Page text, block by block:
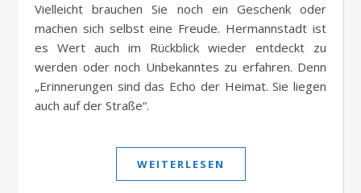
Vielleicht brauchen Sie noch ein Geschenk oder
machen sich selbst eine Freude. Hermannstadt ist
es Wert auch im Rückblick wieder entdeckt zu
werden oder noch Unbekanntes zu erfahren. Denn
„Erinnerungen sind das Echo der Heimat. Sie liegen
auch auf der Straße“.
WEITERLESEN